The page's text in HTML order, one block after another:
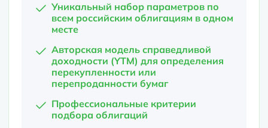
Уникальный набор параметров по
всем российским облигациям в одном
месте
Авторская модель справедливой
доходности (YTM) для определения
перекупленности или
перепроданности бумаг
Профессиональные критерии
подбора облигаций